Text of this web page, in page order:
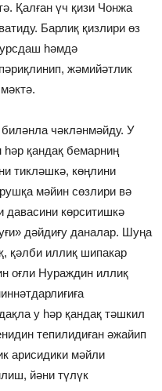
Қалған үч қизи Чонжа
Барлиқ қизлири өз
һәмдә
жәмийәтлик
чәкләнмәйду. У
һәр қандақ бемарниң
тикләшкә, көңлини
мәйин сөзлири вә
давасини көрситишкә
дәйдиғу даналар. Шуңа
қәлби иллиқ шипакар
оғли Нураждин иллиқ
у һәр қандақ тәшкил
тепилидиған әжайип
арисидики мәйли
йәни түлүк